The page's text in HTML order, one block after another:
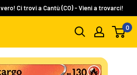
Ci trovi a Cantù (CO) - Vieni a trovarci!
0